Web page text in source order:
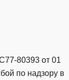
80393 от 01
по надзору в